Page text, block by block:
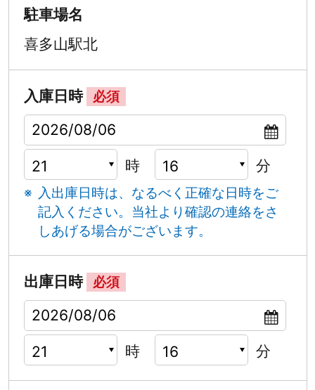
駐車場名
喜多山駅北
入庫日時 必須
時 分
入出庫日時は、なるべく正確な日時をご
記入ください。 当社より確認の連絡をさ
しあげる場合がございます。
出庫日時 必須
時 分